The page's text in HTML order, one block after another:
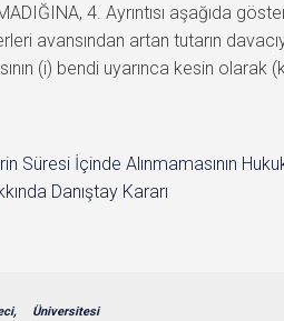
4. Ayrıntısı aşağıda
avansından artan tutarın
(i) bendi uyarınca kesin
Süresi İçinde Alınmamasının
Danıştay Kararı
Üniversitesi